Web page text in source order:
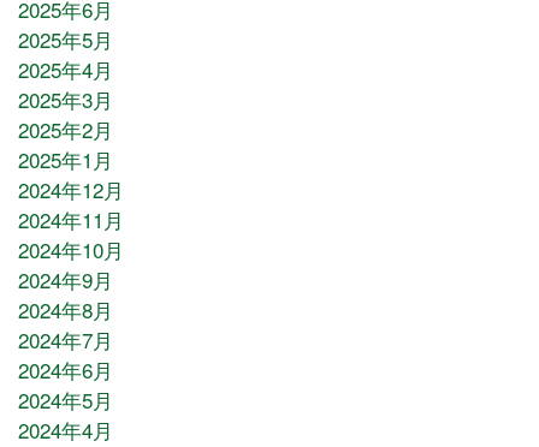
2025年6月
2025年5月
2025年4月
2025年3月
2025年2月
2025年1月
2024年12月
2024年11月
2024年10月
2024年9月
2024年8月
2024年7月
2024年6月
2024年5月
2024年4月